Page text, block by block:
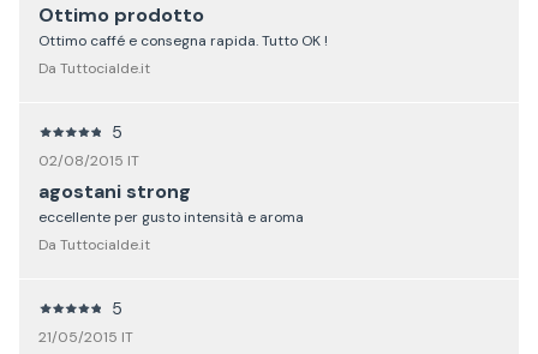
Ottimo prodotto
Ottimo caffé e consegna rapida. Tutto OK !
Da Tuttocialde.it
5
02/08/2015 IT
agostani strong
eccellente per gusto intensità e aroma
Da Tuttocialde.it
5
21/05/2015 IT